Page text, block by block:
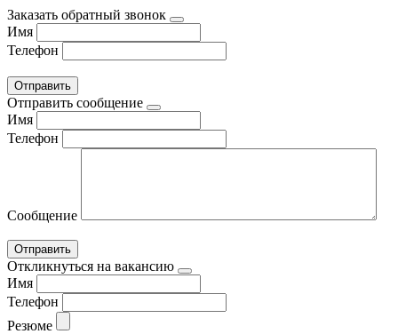
Заказать обратный звонок
Имя
Телефон
Отправить сообщение
Имя
Телефон
Сообщение
Откликнуться на вакансию
Имя
Телефон
Резюме